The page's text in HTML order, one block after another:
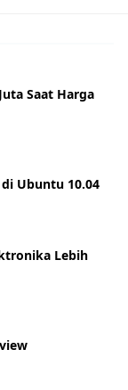
Saat Harga
Ubuntu 10.04
Lebih